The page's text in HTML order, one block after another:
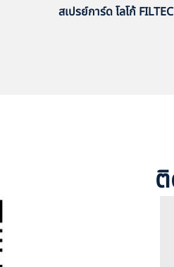
สเปรย์การ์ด โลโก้ FILTEC